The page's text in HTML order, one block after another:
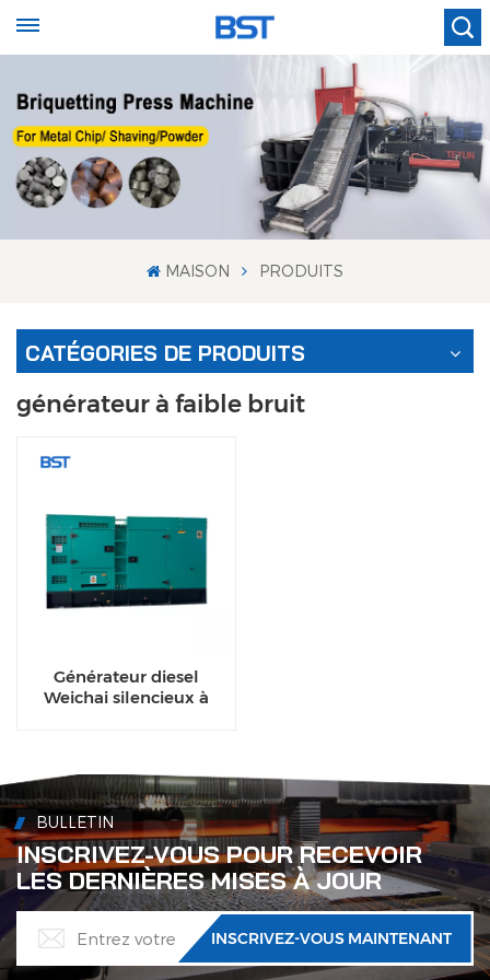
MAISON PRODUITS
CATÉGORIES DE PRODUITS
générateur à faible bruit
Générateur diesel
Weichai silencieux à
BULLETIN
INSCRIVEZ-VOUS POUR RECEVOIR
LES DERNIÈRES MISES À JOUR